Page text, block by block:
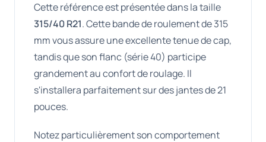
Cette référence est présentée dans la taille
315/40 R21. Cette bande de roulement de 315
mm vous assure une excellente tenue de cap,
tandis que son flanc (série 40) participe
grandement au confort de roulage. Il
s'installera parfaitement sur des jantes de 21
pouces.
Notez particulièrement son comportement